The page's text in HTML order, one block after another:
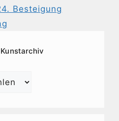
Besteigung